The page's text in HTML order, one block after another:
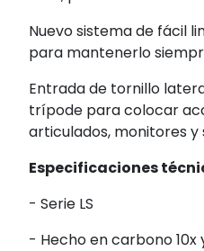
Nuevo sistema de fácil
para mantenerlo
Entrada de tornillo
trípode para colocar
articulados, monitores y
Especificaciones
- Serie LS
- Hecho en carbono 10x